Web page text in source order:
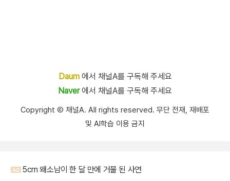
Daum에서 채널A를 구독해 주세요
Naver에서 채널A를 구독해 주세요
Copyright Ⓒ 채널A. All rights reserved. 무단 전재, 재배포
및 AI학습 이용 금지